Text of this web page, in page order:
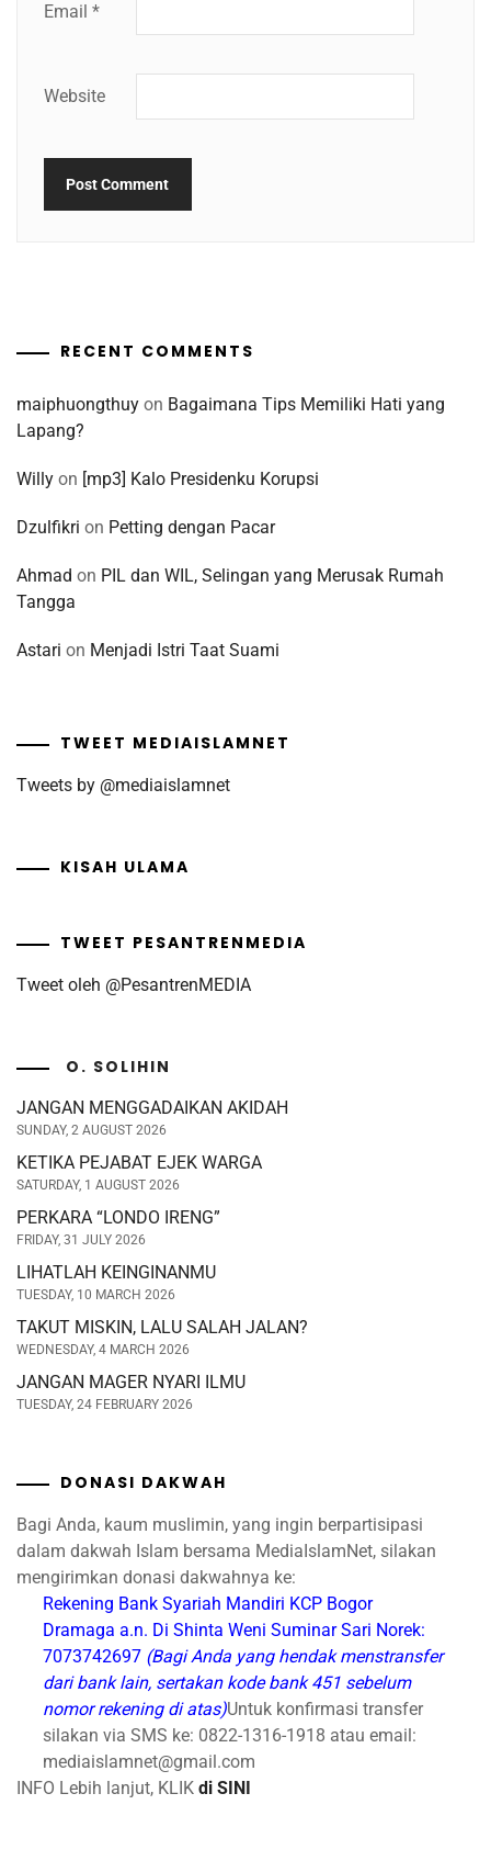
Email *
Website
RECENT COMMENTS
maiphuongthuy on Bagaimana Tips Memiliki Hati yang
Lapang?
Willy on [mp3] Kalo Presidenku Korupsi
Dzulfikri on Petting dengan Pacar
Ahmad on PIL dan WIL, Selingan yang Merusak Rumah
Tangga
Astari on Menjadi Istri Taat Suami
TWEET MEDIAISLAMNET
Tweets by @mediaislamnet
KISAH ULAMA
TWEET PESANTRENMEDIA
Tweet oleh @PesantrenMEDIA
O. SOLIHIN
JANGAN MENGGADAIKAN AKIDAH
SUNDAY, 2 AUGUST 2026
KETIKA PEJABAT EJEK WARGA
SATURDAY, 1 AUGUST 2026
PERKARA “LONDO IRENG”
FRIDAY, 31 JULY 2026
LIHATLAH KEINGINANMU
TUESDAY, 10 MARCH 2026
TAKUT MISKIN, LALU SALAH JALAN?
WEDNESDAY, 4 MARCH 2026
JANGAN MAGER NYARI ILMU
TUESDAY, 24 FEBRUARY 2026
DONASI DAKWAH
Bagi Anda, kaum muslimin, yang ingin berpartisipasi
dalam dakwah Islam bersama MediaIslamNet, silakan
mengirimkan donasi dakwahnya ke:
Rekening Bank Syariah Mandiri KCP Bogor
Dramaga a.n. Di Shinta Weni Suminar Sari Norek:
7073742697 (Bagi Anda yang hendak menstransfer
dari bank lain, sertakan kode bank 451 sebelum
nomor rekening di atas)Untuk konfirmasi transfer
silakan via SMS ke: 0822-1316-1918 atau email:
mediaislamnet@gmail.com
INFO Lebih lanjut, KLIK di SINI